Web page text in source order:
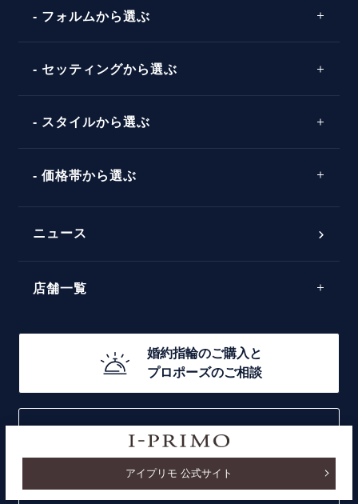
婚約指輪マッチング診断
タイミング
言葉
コンビネーション
フォルムから選ぶ
ストレートライン
セッティングから選ぶ
ソリテール
ラインメレ
スタイルから選ぶ
シンプル
モード
エレガント
価格帯から選ぶ
30万円台～
20万円台～
10万円台～
ニュース
店舗一覧
函館店
取扱店)エヴァンスブライダル 旭川本店
婚約指輪のご購入と
プロポーズのご相談
I-PRIMO公式サイト
アイプリモ 公式サイト